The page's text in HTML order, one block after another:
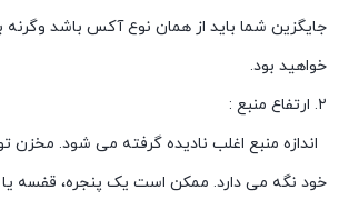
جایگزین شما باید از همان نوع آکس باشد وگرنه
خواهید بود.
۲. ارتفاع منبع :
اندازه منبع اغلب نادیده گرفته می شود. مخزن
خود نگه می دارد. ممکن است یک پنجره، قفسه یا